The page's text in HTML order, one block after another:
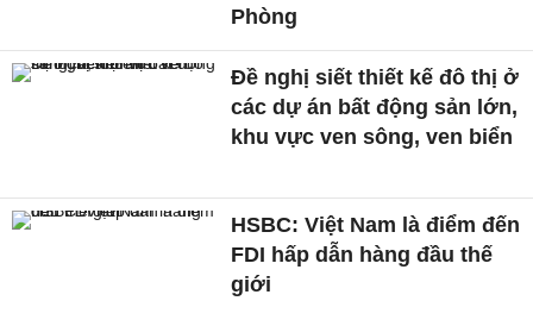
Phòng
Đề nghị siết thiết kế đô thị ở
các dự án bất động sản lớn,
khu vực ven sông, ven biển
HSBC: Việt Nam là điểm đến
FDI hấp dẫn hàng đầu thế
giới